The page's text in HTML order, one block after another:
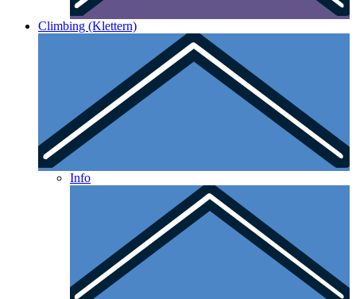
Climbing (Klettern)
Info